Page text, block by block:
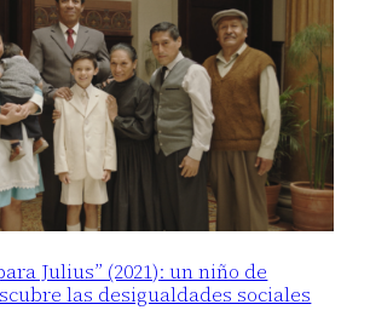
Julius” (2021): un niño de
las desigualdades sociales